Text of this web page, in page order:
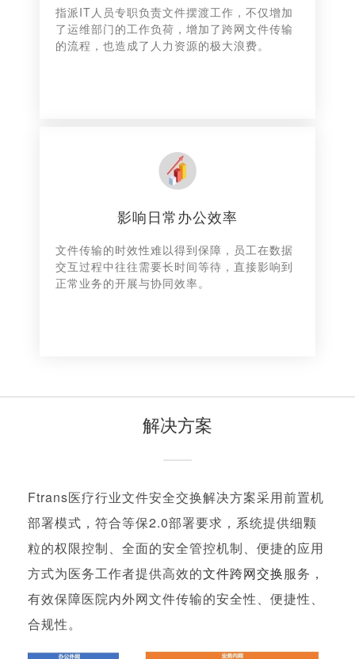
指派IT人员专职负责文件摆渡工作，不仅增加
了运维部门的工作负荷，增加了跨网文件传输
的流程，也造成了人力资源的极大浪费。
影响日常办公效率
文件传输的时效性难以得到保障，员工在数据
交互过程中往往需要长时间等待，直接影响到
正常业务的开展与协同效率。
解决方案
Ftrans医疗行业文件安全交换解决方案采用前置机
部署模式，符合等保2.0部署要求，系统提供细颗
粒的权限控制、全面的安全管控机制、便捷的应用
方式为医务工作者提供高效的文件跨网交换服务，
有效保障医院内外网文件传输的安全性、便捷性、
合规性。